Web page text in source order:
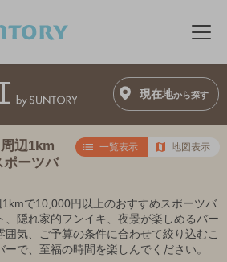
メ
現在地から探す
辺1km
ポーツバ
一覧表示 地図表示
で10,000円以上のおすすめスポーツバ
、隠れ家的フンイキ、夜景が楽しめるバー
囲気、ご予算の条件に合わせて絞り込むこ
で、至福の時間を楽しんでください。